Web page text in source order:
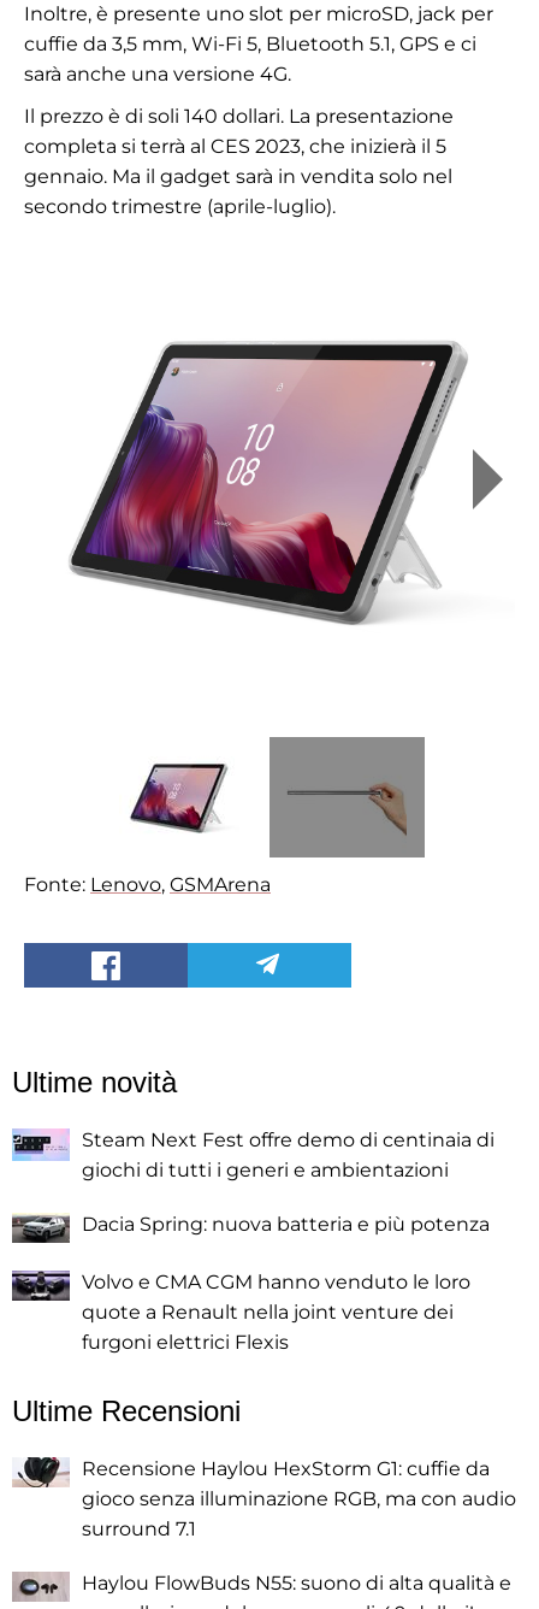
Inoltre, è presente uno slot per microSD, jack per
cuffie da 3,5 mm, Wi-Fi 5, Bluetooth 5.1, GPS e ci
sarà anche una versione 4G.
Il prezzo è di soli 140 dollari. La presentazione
completa si terrà al CES 2023, che inizierà il 5
gennaio. Ma il gadget sarà in vendita solo nel
secondo trimestre (aprile-luglio).
Fonte: Lenovo, GSMArena
Ultime novità
Steam Next Fest offre demo di centinaia di
giochi di tutti i generi e ambientazioni
Dacia Spring: nuova batteria e più potenza
Volvo e CMA CGM hanno venduto le loro
quote a Renault nella joint venture dei
furgoni elettrici Flexis
Ultime Recensioni
Recensione Haylou HexStorm G1: cuffie da
gioco senza illuminazione RGB, ma con audio
surround 7.1
Haylou FlowBuds N55: suono di alta qualità e